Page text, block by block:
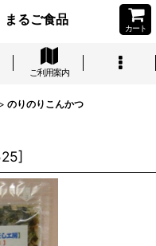
るご食品
カート
ご利用案内
> のりのりこんかつ
]